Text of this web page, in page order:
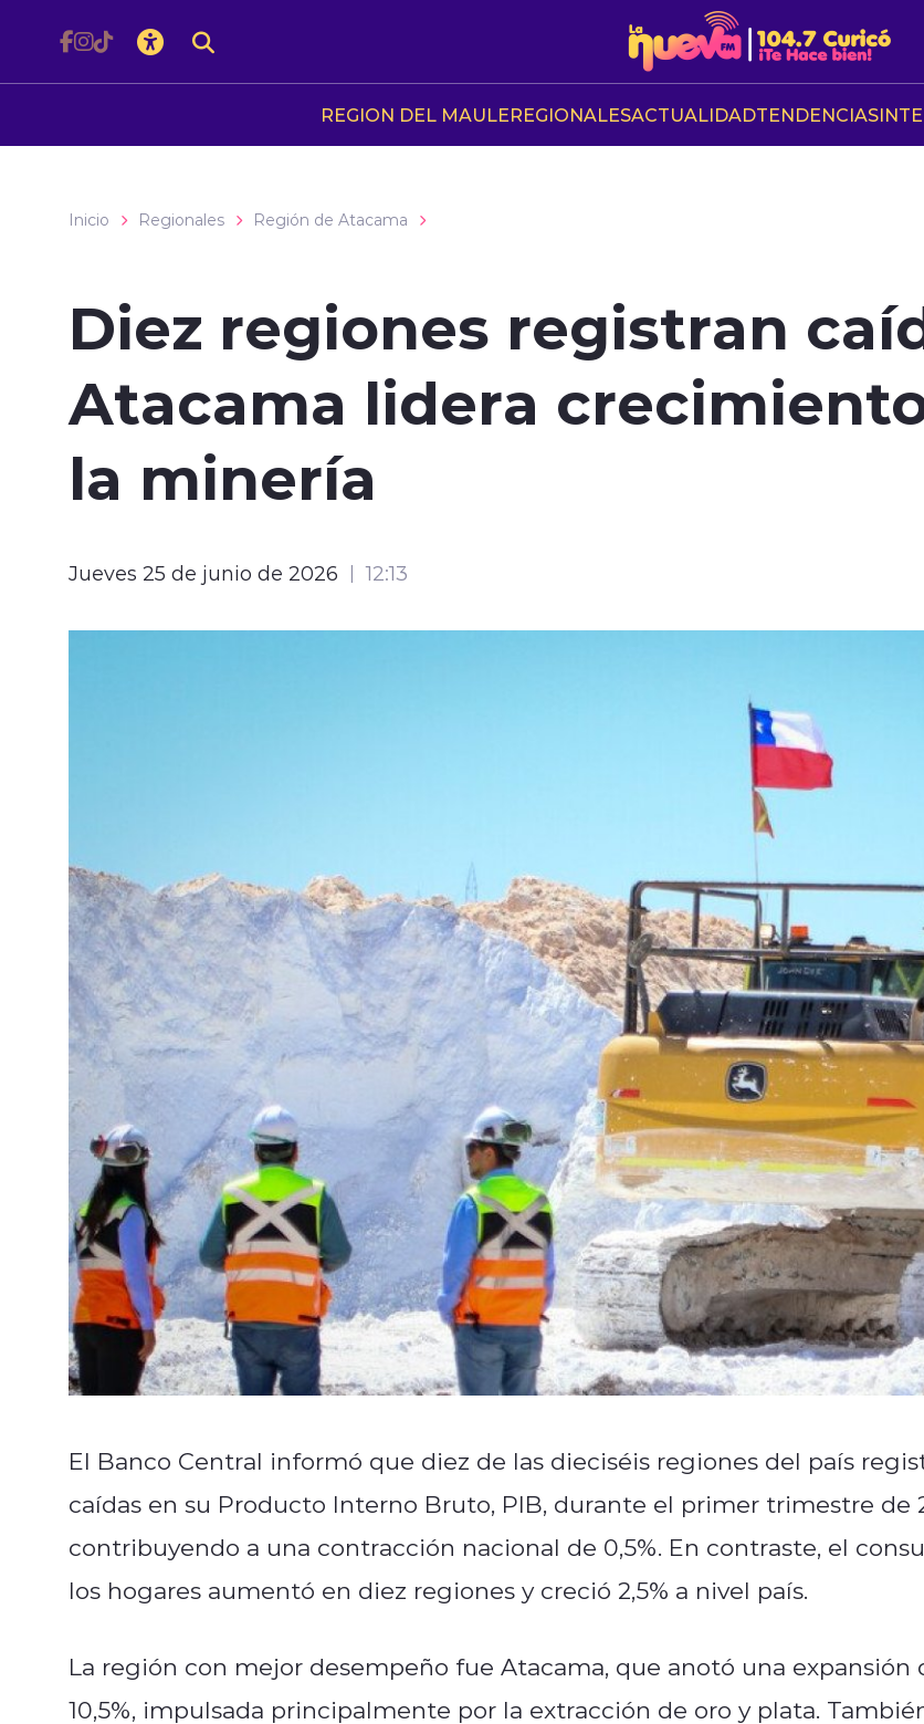
REGION DEL MAULEREGIONALESACTUALIDADTENDENCIAS
Inicio Regionales Región de Atacama
Diez regiones registran
Atacama lidera
la minería
Jueves 25 de junio de 2026 12:13
El Banco Central informó que diez de las dieciséis regiones del país
caídas en su Producto Interno Bruto, PIB, durante el primer trimestre de
contribuyendo a una contracción nacional de 0,5%. En contraste, el
los hogares aumentó en diez regiones y creció 2,5% a nivel país.
La región con mejor desempeño fue Atacama, que anotó una expansión
10,5%, impulsada principalmente por la extracción de oro y plata.